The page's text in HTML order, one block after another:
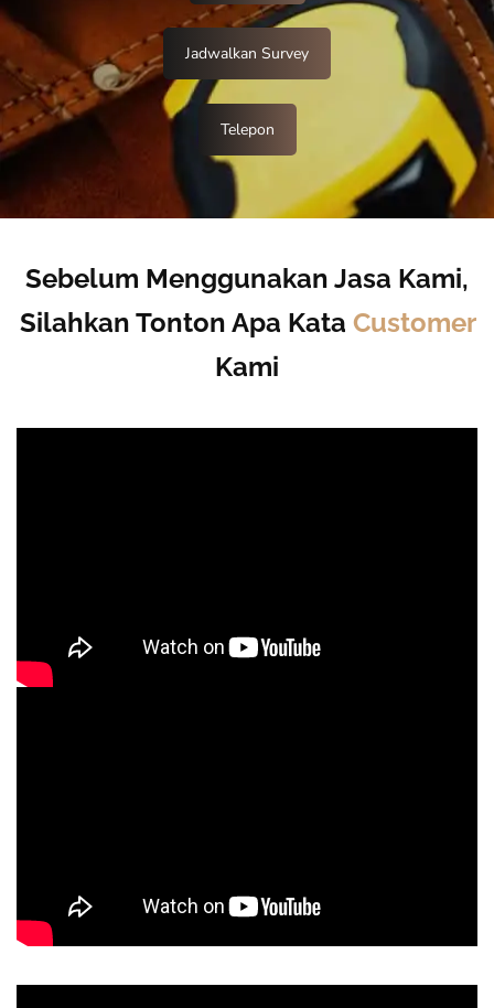
Jadwalkan Survey
Telepon
Sebelum Menggunakan Jasa Kami,
Silahkan Tonton Apa Kata Customer
Kami